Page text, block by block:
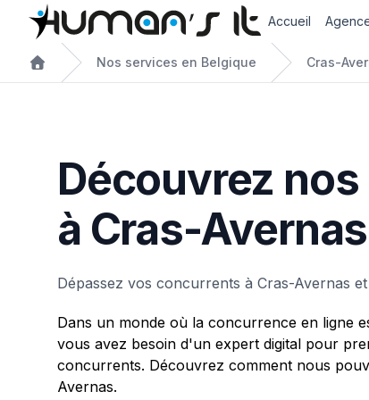
Accueil
Nos services en Belgique Cras-
Découvrez
à Cras-Avernas
Dépassez vos concurrents à Cras-Avernas
Dans un monde où la concurrence en ligne
vous avez besoin d'un expert digital pour
concurrents. Découvrez comment nous
Avernas.